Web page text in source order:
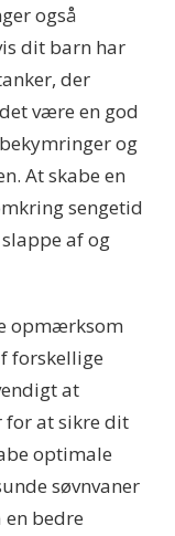
også
dit barn har
der
være en god
og
At skabe en
sengetid
af og
opmærksom
forskellige
at
for at sikre dit
optimale
søvnvaner
bedre